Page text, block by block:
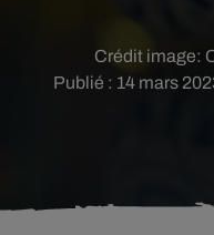
Publié : 14 mars
Crédit image: